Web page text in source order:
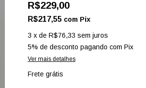
R$229,00
R$217,55 com Pix
3 x de R$76,33 sem juros
5% de desconto pagando com Pix
Ver mais detalhes
Frete grátis